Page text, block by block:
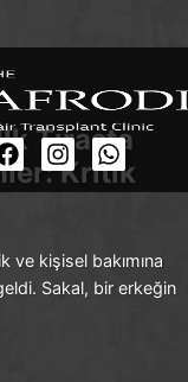
Tıraşta
Kritik
ve kişisel bakımına
Sakal, bir erkeğin